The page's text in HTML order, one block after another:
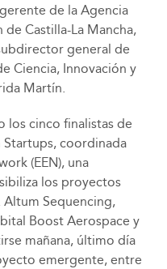
de la Agencia
Castilla-La Mancha,
general de
Ciencia, Innovación y
Martín.
los cinco finalistas de
Startups, coordinada
(EEN), una
los proyectos
Sequencing,
Boost Aerospace y
mañana, último día
emergente, entre